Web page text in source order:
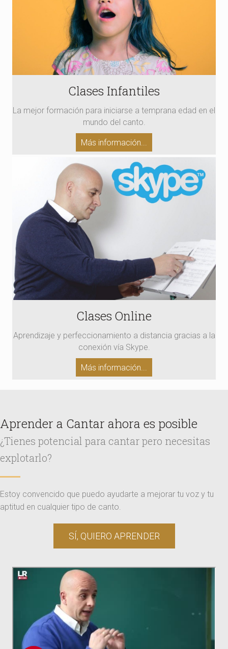
Clases Infantiles
La mejor formación para iniciarse a temprana edad en el
mundo del canto.
Más información...
Clases Online
Aprendizaje y perfeccionamiento a distancia gracias a la
conexión vía Skype.
Más información...
Aprender a Cantar ahora es posible
¿Tienes potencial para cantar pero necesitas
explotarlo?
Estoy convencido que puedo ayudarte a mejorar tu voz y tu
aptitud en cualquier tipo de canto.
SÍ, QUIERO APRENDER